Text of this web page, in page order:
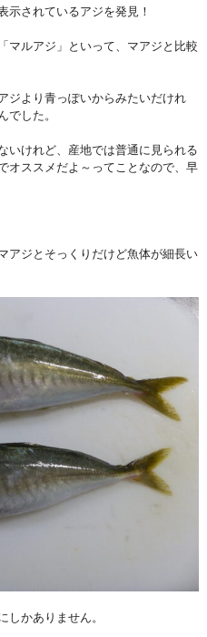
示されているアジを発見！
マルアジ」といって、マアジと比較
ジより青っぽいからみたいだけれ
でした。
いけれど、産地では普通に見られる
オススメだよ～ってことなので、早
ジとそっくりだけど魚体が細長い
しかありません。